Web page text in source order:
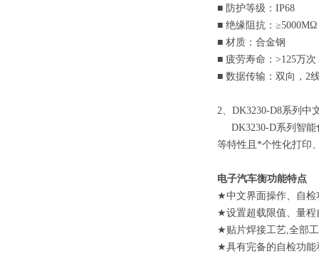
■ 防护等级： IP68
■ 绝缘阻抗： ≥5000MΩ
■ 材质：合金钢
■ 疲劳寿命： >125万次
■ 数据传输：双向， 2
2 DK3230-D8系列中
DK3230-D系列智
等特性且*个性化打印
电子汽车衡功能特点
★中文界面操作、自
★设置超载限值、量
★ 贴片焊接工艺 全部
★具有完备的自检功